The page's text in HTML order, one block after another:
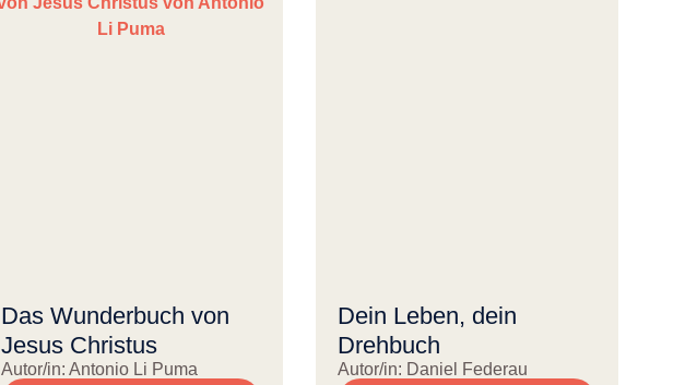
Das Wunderbuch von
Jesus Christus
Autor/in: Antonio Li Puma
Dein Leben, dein
Drehbuch
Autor/in: Daniel Federau